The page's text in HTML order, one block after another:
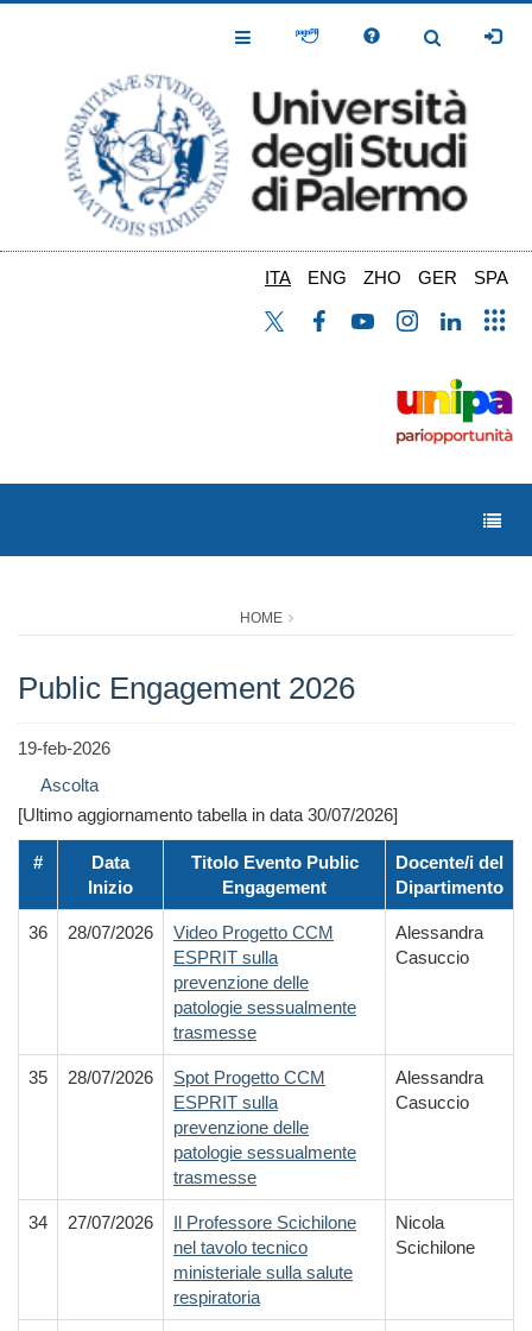
Toggle
Toggle
ITA ENG ZHO GER SPA
HOME
Public Engagement 2026
19-feb-2026
Ascolta
[Ultimo aggiornamento tabella in data 30/07/2026]
#
Data
Inizio
Titolo Evento Public
Engagement
Docente/i del
Dipartimento
36 28/07/2026
Video Progetto CCM
ESPRIT sulla
prevenzione delle
patologie sessualmente
trasmesse
Alessandra
Casuccio
35 28/07/2026
Spot Progetto CCM
ESPRIT sulla
prevenzione delle
patologie sessualmente
trasmesse
Alessandra
Casuccio
34 27/07/2026
Il Professore Scichilone
nel tavolo tecnico
ministeriale sulla salute
respiratoria
Nicola
Scichilone